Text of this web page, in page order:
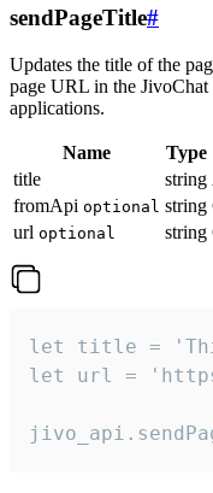
sendPageTitle#
Updates the title of the
page URL in the
applications.
Name Type
title
string
fromApi optional string
url optional string
let title =
let url =